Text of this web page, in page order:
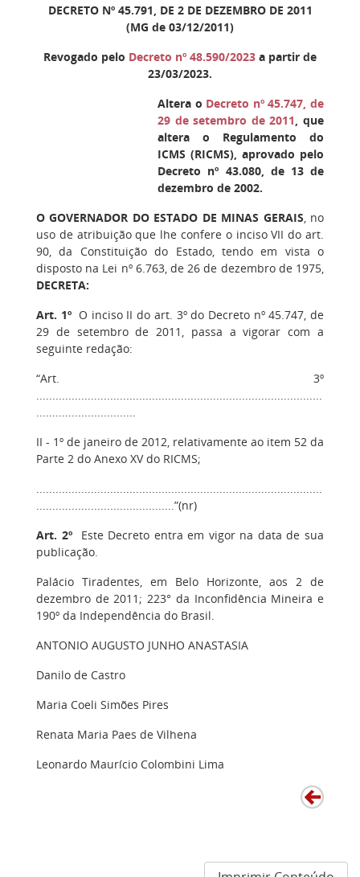
DECRETO Nº 45.791, DE 2 DE DEZEMBRO DE 2011
(MG de 03/12/2011)
Revogado pelo Decreto nº 48.590/2023 a partir de
23/03/2023.
Altera o Decreto nº 45.747, de
29 de setembro de 2011, que
altera o Regulamento do
ICMS (RICMS), aprovado pelo
Decreto nº 43.080, de 13 de
dezembro de 2002.
O GOVERNADOR DO ESTADO DE MINAS GERAIS, no
uso de atribuição que lhe confere o inciso VII do art.
90, da Constituição do Estado, tendo em vista o
disposto na Lei nº 6.763, de 26 de dezembro de 1975,
DECRETA:
Art. 1ºO inciso II do art. 3º do Decreto nº 45.747, de
29 de setembro de 2011, passa a vigorar com a
seguinte redação:
“Art. 3º
.........................................................................................
...............................
II - 1º de janeiro de 2012, relativamente ao item 52 da
Parte 2 do Anexo XV do RICMS;
.........................................................................................
...........................................”(nr)
Art. 2ºEste Decreto entra em vigor na data de sua
publicação.
Palácio Tiradentes, em Belo Horizonte, aos 2 de
dezembro de 2011; 223° da Inconfidência Mineira e
190º da Independência do Brasil.
ANTONIO AUGUSTO JUNHO ANASTASIA
Danilo de Castro
Maria Coeli Simões Pires
Renata Maria Paes de Vilhena
Leonardo Maurício Colombini Lima